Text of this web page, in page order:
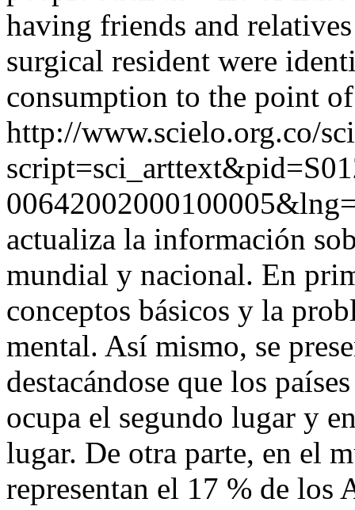
having friends and
surgical resident were
consumption to the point
http://www.scielo.org.co/
actualiza la información
mundial y nacional. En
conceptos básicos y la
mental. Así mismo, se
destacándose que los
ocupa el segundo lugar y
lugar. De otra parte, en el
representan el 17 % de los